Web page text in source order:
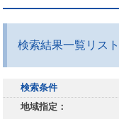
検索結果一覧リスト
検索条件
地域指定：